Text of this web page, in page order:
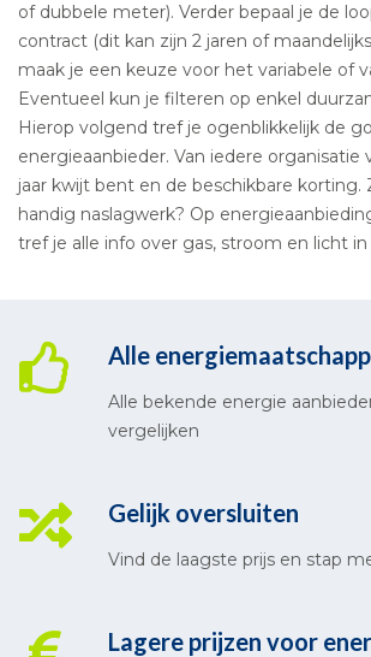
of dubbele meter). Verder bepaal je de
contract (dit kan zijn 2 jaren of
maak je een keuze voor het variabele of
Eventueel kun je filteren op enkel
Hierop volgend tref je ogenblikkelijk de
energieaanbieder. Van iedere organisatie
jaar kwijt bent en de beschikbare korting.
handig naslagwerk? Op
tref je alle info over gas, stroom en licht in
Alle
Alle bekende energie
vergelijken
Gelijk oversluiten
Vind de laagste prijs en stap
Lagere prijzen voor